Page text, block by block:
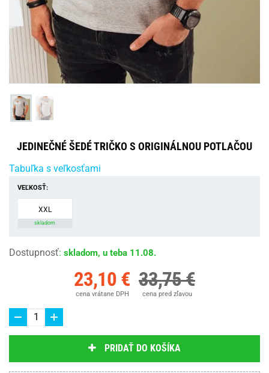
JEDINEČNÉ ŠEDÉ TRIČKO S ORIGINÁLNOU POTLAČOU
Tabuľka s veľkosťami
VEĽKOSŤ:
XXL
skladom
Dostupnosť: skladom, u teba 11.08.
23,10 €
cena vrátane DPH
33,75 €
cena pred zľavou
PRIDAŤ DO KOŠÍKA